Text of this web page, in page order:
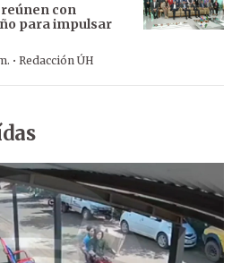
con
para impulsar
· Redacción ÚH